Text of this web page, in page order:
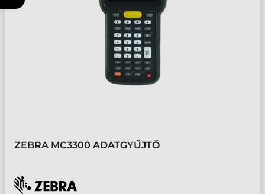
ZEBRA MC3300 ADATGYŰJTŐ